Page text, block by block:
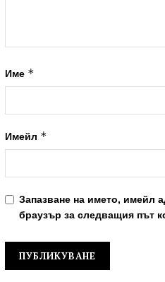
Име *
Имейл *
Запазване на името, имейл
браузър за следващия път